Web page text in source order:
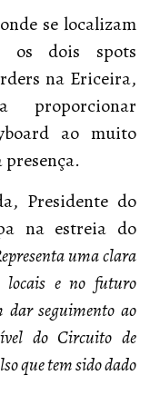
se localizam
os dois spots
na Ericeira,
proporcionar
ao muito
Presidente do
na estreia do
uma clara
locais e no futuro
dar seguimento ao
do Circuito de
que tem sido dado